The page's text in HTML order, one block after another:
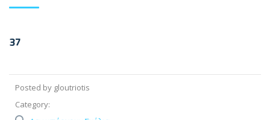
37
Posted by gloutriotis
Category: